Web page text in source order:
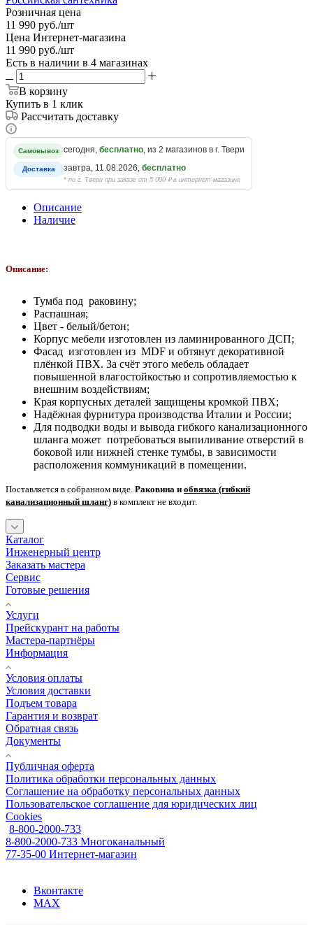
Розничная цена
11 990 руб./шт
Цена Интернет-магазина
11 990 руб./шт
Есть в наличии в 4 магазинах
В корзину
Купить в 1 клик
Рассчитать доставку
Самовывоз сегодня, бесплатно, из 2 магазинов в г. Твери
Доставка завтра, 11.08.2026, бесплатно
* по г. Твери при заказе от 5 000 ₽ в интернет-магазине
Описание
Наличие
Описание:
Тумба под раковину;
Распашная;
Цвет - белый/бетон;
Корпус мебели изготовлен из ламинированного ДСП;
Фасад изготовлен из MDF и обтянут декоративной
плёнкой ПВХ. За счёт этого мебель обладает
повышенной влагостойкостью и сопротивляемостью к
внешним воздействиям;
Края корпусных деталей защищены кромкой ПВХ;
Надёжная фурнитура производства Италии и России;
Для подводки воды и вывода гибкого канализационного
шланга может потребоваться выпиливание отверстий в
боковой или нижней стенке тумбы, в зависимости
расположения коммуникаций в помещении.
Поставляется в собранном виде. Раковина и обвязка (гибкий
канализационный шланг) в комплект не входит.
Каталог
Инженерный центр
Заказать мастера
Сервис
Готовые решения
Услуги
Прейскурант на работы
Мастера-партнёры
Информация
Условия оплаты
Условия доставки
Подъем товара
Гарантия и возврат
Обратная связь
Документы
Публичная оферта
Политика обработки персональных данных
Соглашение на обработку персональных данных
Пользовательское соглашение для юридических лиц
Cookies
8-800-2000-733
8-800-2000-733 Многоканальный
77-35-00 Интернет-магазин
Вконтакте
MAX